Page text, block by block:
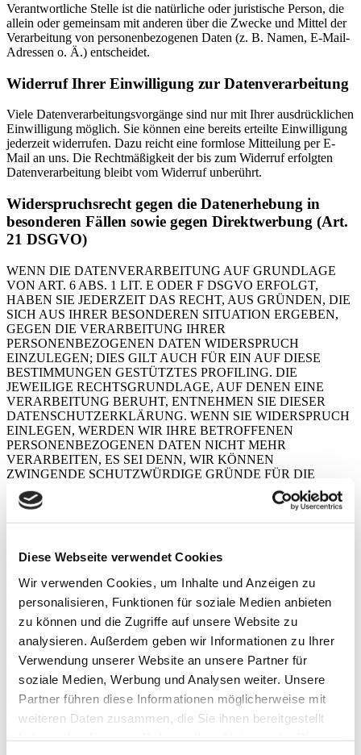
Diese Webseite verwendet Cookies
Wir verwenden Cookies, um Inhalte und Anzeigen zu
personalisieren, Funktionen für soziale Medien anbieten
zu können und die Zugriffe auf unsere Website zu
analysieren. Außerdem geben wir Informationen zu Ihrer
Verwendung unserer Website an unsere Partner für
soziale Medien, Werbung und Analysen weiter. Unsere
Partner führen diese Informationen möglicherweise mit
weiteren Daten zusammen, die Sie ihnen bereitgestellt
Verantwortliche Stelle ist die natürliche oder juristische Person, die
allein oder gemeinsam mit anderen über die Zwecke und Mittel der
Verarbeitung von personenbezogenen Daten (z. B. Namen, E-Mail-
Adressen o. Ä.) entscheidet.
Widerruf Ihrer Einwilligung zur Datenverarbeitung
Viele Datenverarbeitungsvorgänge sind nur mit Ihrer ausdrücklichen
Einwilligung möglich. Sie können eine bereits erteilte Einwilligung
jederzeit widerrufen. Dazu reicht eine formlose Mitteilung per E-
Mail an uns. Die Rechtmäßigkeit der bis zum Widerruf erfolgten
Datenverarbeitung bleibt vom Widerruf unberührt.
Widerspruchsrecht gegen die Datenerhebung in
besonderen Fällen sowie gegen Direktwerbung (Art.
21 DSGVO)
WENN DIE DATENVERARBEITUNG AUF GRUNDLAGE
VON ART. 6 ABS. 1 LIT. E ODER F DSGVO ERFOLGT,
HABEN SIE JEDERZEIT DAS RECHT, AUS GRÜNDEN, DIE
SICH AUS IHRER BESONDEREN SITUATION ERGEBEN,
GEGEN DIE VERARBEITUNG IHRER
PERSONENBEZOGENEN DATEN WIDERSPRUCH
EINZULEGEN; DIES GILT AUCH FÜR EIN AUF DIESE
BESTIMMUNGEN GESTÜTZTES PROFILING. DIE
JEWEILIGE RECHTSGRUNDLAGE, AUF DENEN EINE
VERARBEITUNG BERUHT, ENTNEHMEN SIE DIESER
DATENSCHUTZERKLÄRUNG. WENN SIE WIDERSPRUCH
EINLEGEN, WERDEN WIR IHRE BETROFFENEN
PERSONENBEZOGENEN DATEN NICHT MEHR
VERARBEITEN, ES SEI DENN, WIR KÖNNEN
ZWINGENDE SCHUTZWÜRDIGE GRÜNDE FÜR DIE
VERARBEITUNG NACHWEISEN, DIE IHRE INTERESSEN,
RECHTE UND FREIHEITEN ÜBERWIEGEN ODER DIE
ABS. 1 DSGVO).
WERDEN IHRE PERSONENBEZOGENEN DATEN
VERARBEITET, UM DIREKTWERBUNG ZU BETREIBEN,
SO HABEN SIE DAS RECHT, JEDERZEIT WIDERSPRUCH
GEGEN DIE VERARBEITUNG SIE BETREFFENDER
PERSONENBEZOGENER DATEN ZUM ZWECKE
DERARTIGER WERBUNG EINZULEGEN; DIES GILT AUCH
FÜR DAS PROFILING, SOWEIT ES MIT SOLCHER
DIREKTWERBUNG IN VERBINDUNG STEHT. WENN SIE
WIDERSPRECHEN, WERDEN IHRE
PERSONENBEZOGENEN DATEN ANSCHLIESSEND NICHT